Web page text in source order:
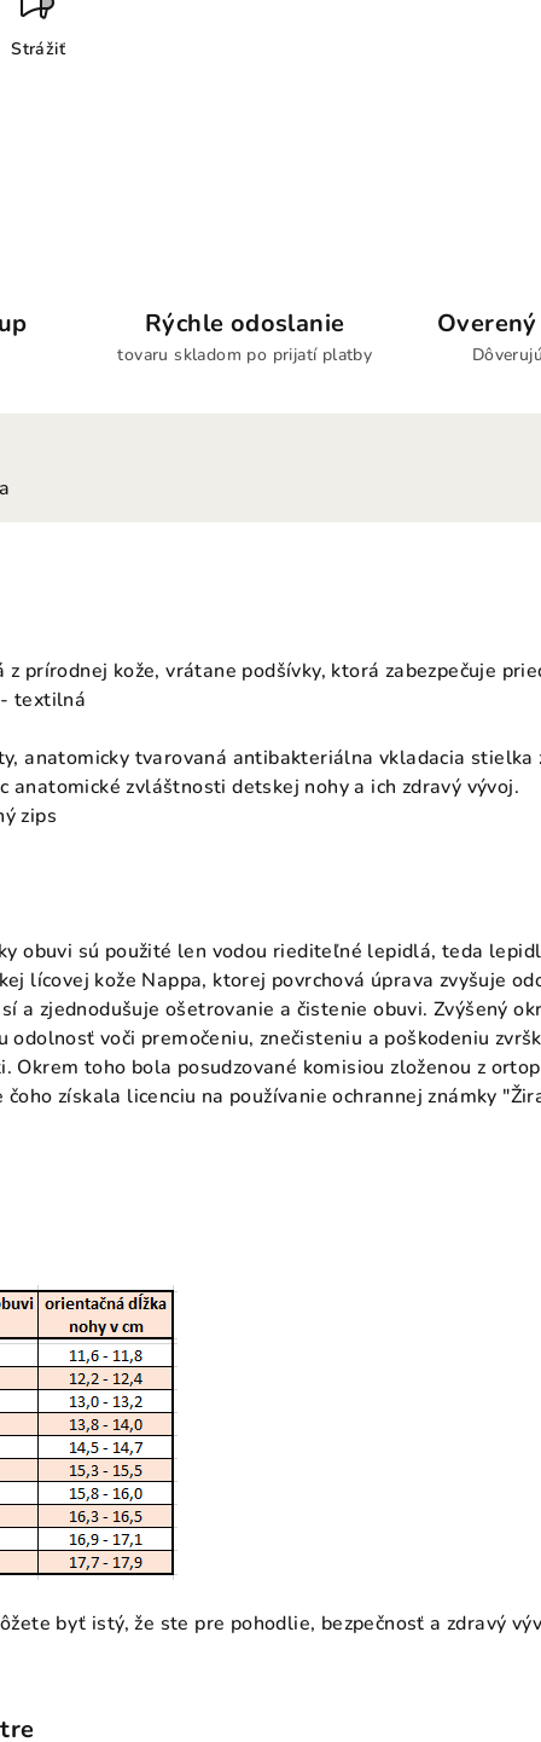
Strážiť
Rýchle odoslanie
tovaru skladom po prijatí platby
prírodnej kože, vrátane podšívky, ktorá zabezpečuje
textilná
anatomicky tvarovaná antibakteriálna vkladacia stielka
anatomické zvláštnosti detskej nohy a ich zdravý vývoj.
zips
obuvi sú použité len vodou riediteľné lepidlá, teda
lícovej kože Nappa, ktorej povrchová úprava zvyšuje
a zjednodušuje ošetrovanie a čistenie obuvi. Zvýšený
odolnosť voči premočeniu, znečisteniu a poškodeniu
Okrem toho bola posudzované komisiou zloženou z
získala licenciu na používanie ochrannej známky
byť istý, že ste pre pohodlie, bezpečnosť a zdravý